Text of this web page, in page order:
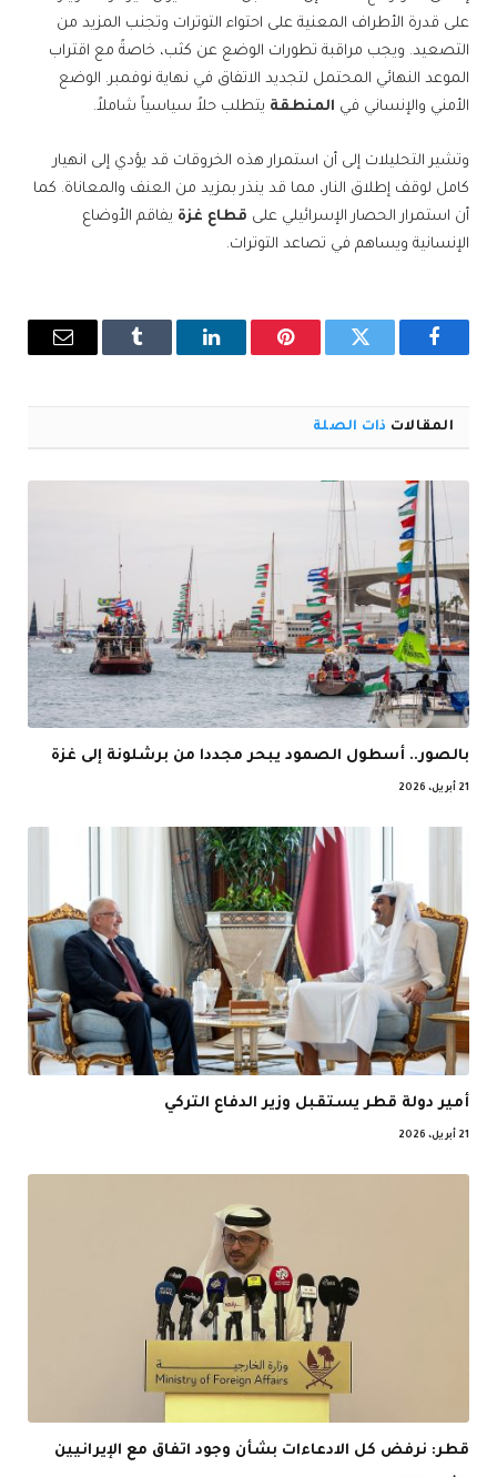
على قدرة الأطراف المعنية على احتواء التوترات وتجنب المزيد من
التصعيد. ويجب مراقبة تطورات الوضع عن كثب، خاصةً مع اقتراب
الموعد النهائي المحتمل لتجديد الاتفاق في نهاية نوفمبر. الوضع
الأمني ​​والإنساني في المنطقة يتطلب حلاً سياسياً شاملاً.
وتشير التحليلات إلى أن استمرار هذه الخروقات قد يؤدي إلى انهيار
كامل لوقف إطلاق النار، مما قد ينذر بمزيد من العنف والمعاناة. كما
أن استمرار الحصار الإسرائيلي على قطاع غزة يفاقم الأوضاع
الإنسانية ويساهم في تصاعد التوترات.
فيسبوك تويتر بينتيريستلينكدإن Tumblr
البريد
المقالات ذات الصلة
بالصور.. أسطول الصمود يبحر مجددا من برشلونة إلى غزة
21 أبريل، 2026
أمير دولة قطر يستقبل وزير الدفاع التركي
21 أبريل، 2026
قطر: نرفض كل الادعاءات بشأن وجود اتفاق مع الإيرانيين